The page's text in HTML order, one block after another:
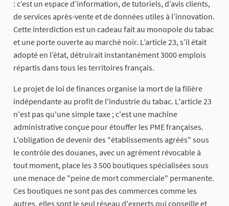
: c’est un espace d’information, de tutoriels, d’avis clients,
de services après-vente et de données utiles à l’innovation.
Cette interdiction est un cadeau fait au monopole du tabac
et une porte ouverte au marché noir. L’article 23, s’il était
adopté en l’état, détruirait instantanément 3000 emplois
répartis dans tous les territoires français.
Le projet de loi de finances organise la mort de la filière
indépendante au profit de l'industrie du tabac. L'article 23
n'est pas qu'une simple taxe ; c'est une machine
administrative conçue pour étouffer les PME françaises.
L'obligation de devenir des "établissements agréés" sous
le contrôle des douanes, avec un agrément révocable à
tout moment, place les 3 500 boutiques spécialisées sous
une menace de "peine de mort commerciale" permanente.
Ces boutiques ne sont pas des commerces comme les
autres, elles sont le seul réseau d'experts qui conseille et